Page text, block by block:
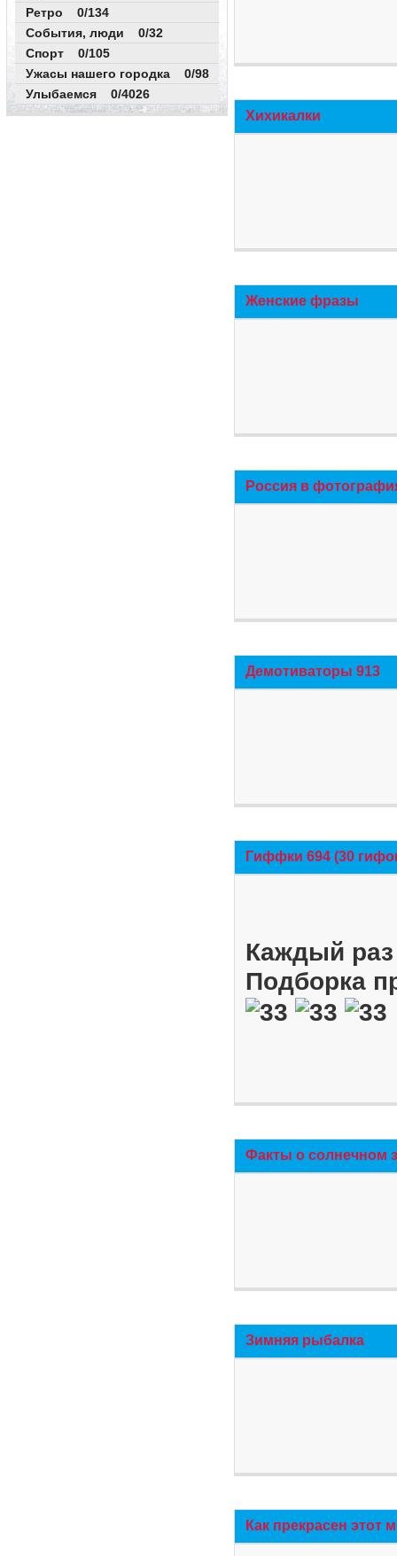
Ретро 0/134
События, люди 0/32
Спорт 0/105
Ужасы нашего городка 0/98
Улыбаемся 0/4026
Хихикалки
Женские фразы
Россия в
Демотиваторы 913
Гиффки 694 (30
Каждый
Подборка
Факты о солнечном
Зимняя рыбалка
Как прекрасен этот